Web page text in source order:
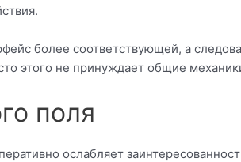
более соответствующей, а
этого не принуждает общие
поля
ослабляет